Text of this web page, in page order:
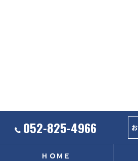
052-825-4966
ＨＯＭＥ